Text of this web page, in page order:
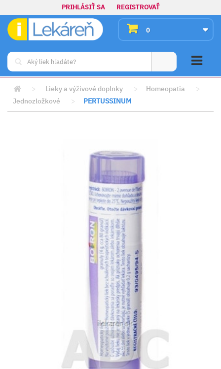
PRIHLÁSIŤ SA REGISTROVAŤ
0
> Lieky a výživové doplnky > Homeopatia
>
Jednozložkové
> PERTUSSINUM